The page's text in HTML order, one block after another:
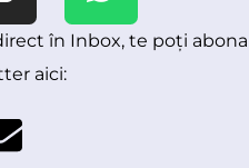
în Inbox, te poți
aici: